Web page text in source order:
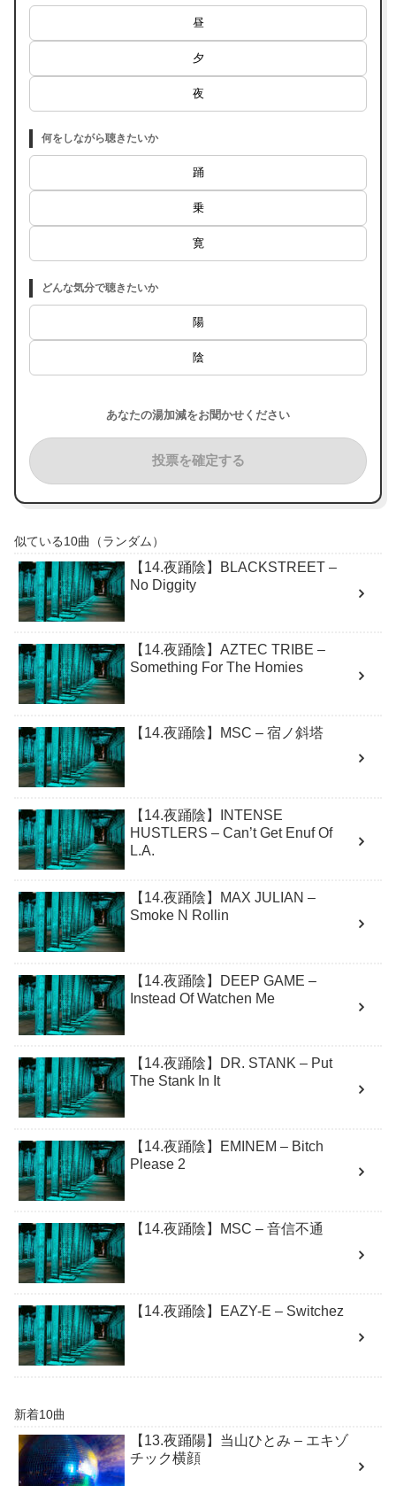
昼
夕
夜
何をしながら聴きたいか
踊
乗
寛
どんな気分で聴きたいか
陽
陰
あなたの湯加減をお聞かせください
投票を確定する
似ている10曲（ランダム）
【14.夜踊陰】BLACKSTREET –
No Diggity
【14.夜踊陰】AZTEC TRIBE –
Something For The Homies
【14.夜踊陰】MSC – 宿ノ斜塔
【14.夜踊陰】INTENSE
HUSTLERS – Can’t Get Enuf Of
L.A.
【14.夜踊陰】MAX JULIAN –
Smoke N Rollin
【14.夜踊陰】DEEP GAME –
Instead Of Watchen Me
【14.夜踊陰】DR. STANK – Put
The Stank In It
【14.夜踊陰】EMINEM – Bitch
Please 2
【14.夜踊陰】MSC – 音信不通
【14.夜踊陰】EAZY-E – Switchez
新着10曲
【13.夜踊陽】当山ひとみ – エキゾ
チック横顔